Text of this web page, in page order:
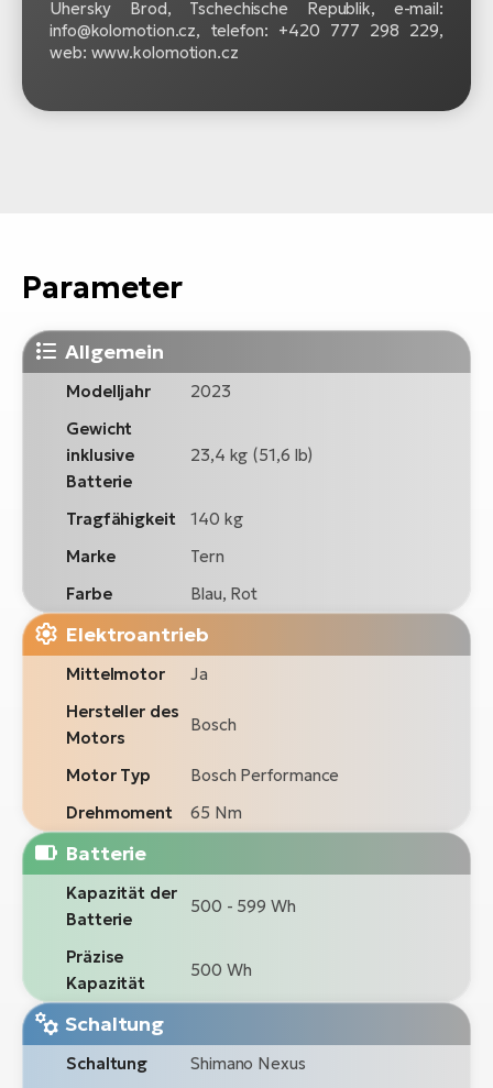
Uhersky Brod, Tschechische Republik, e-mail:
info@kolomotion.cz, telefon: +420 777 298 229,
web: www.kolomotion.cz
Parameter
Allgemein
Modelljahr
2023
Gewicht
inklusive
Batterie
23,4 kg (51,6 lb)
Tragfähigkeit
140 kg
Marke
Tern
Farbe
Blau, Rot
Elektroantrieb
Mittelmotor
Ja
Hersteller des
Motors
Bosch
Motor Typ
Bosch Performance
Drehmoment
65 Nm
Batterie
Kapazität der
Batterie
500 - 599 Wh
Präzise
Kapazität
500 Wh
Schaltung
Schaltung
Shimano Nexus